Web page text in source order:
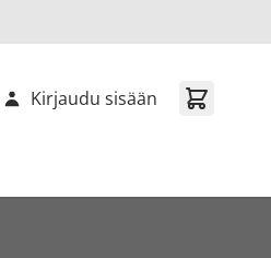
Kirjaudu sisään